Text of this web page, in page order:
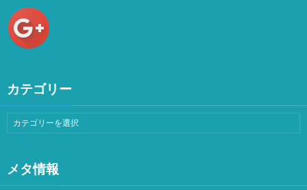
カテゴリー
メタ情報